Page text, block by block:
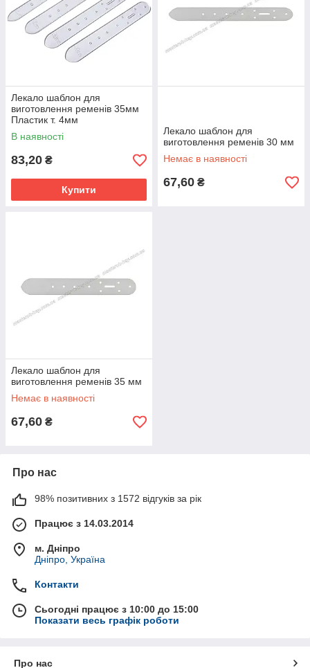
Лекало шаблон для
виготовлення ременів 35мм
Пластик т. 4мм
В наявності
83,20 ₴
Купити
Лекало шаблон для
виготовлення ременів 30 мм
Немає в наявності
67,60 ₴
Лекало шаблон для
виготовлення ременів 35 мм
Немає в наявності
67,60 ₴
Про нас
98% позитивних з 1572 відгуків за рік
Працює з 14.03.2014
м. Дніпро
Дніпро, Україна
Контакти
Сьогодні працює з 10:00 до 15:00
Показати весь графік роботи
Про нас